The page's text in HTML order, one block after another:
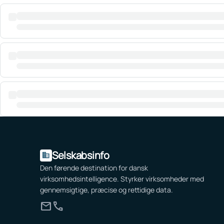
domain Selskabsinfo
Den førende destination for dansk
virksomhedsintelligence. Styrker virksomheder med
gennemsigtige, præcise og rettidige data.
mailcall